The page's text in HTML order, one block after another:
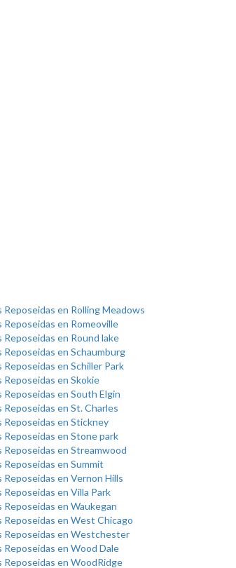
Reposeidas en Rolling Meadows
Reposeidas en Romeoville
Reposeidas en Round lake
Reposeidas en Schaumburg
Reposeidas en Schiller Park
Reposeidas en Skokie
Reposeidas en South Elgin
Reposeidas en St. Charles
Reposeidas en Stickney
Reposeidas en Stone park
Reposeidas en Streamwood
Reposeidas en Summit
Reposeidas en Vernon Hills
Reposeidas en Villa Park
Reposeidas en Waukegan
Reposeidas en West Chicago
Reposeidas en Westchester
Reposeidas en Wood Dale
Reposeidas en WoodRidge